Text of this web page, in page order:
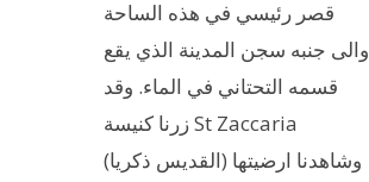
قصر رئيسي في هذه الساحة
والى جنبه سجن المدينة الذي يقع
قسمه التحتاني في الماء. وقد
زرنا كنيسة St Zaccaria
(القديس ذكريا) وشاهدنا ارضيتها